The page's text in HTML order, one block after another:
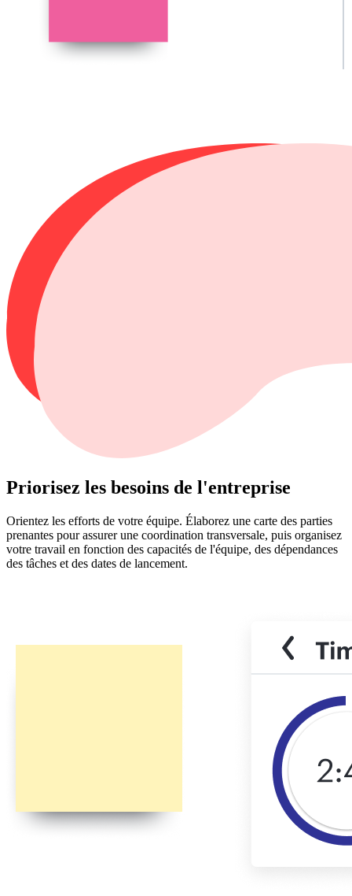
Priorisez les besoins de l'entreprise
Orientez les efforts de votre équipe. Élaborez une carte des parties
prenantes pour assurer une coordination transversale, puis organisez
votre travail en fonction des capacités de l'équipe, des dépendances
des tâches et des dates de lancement.